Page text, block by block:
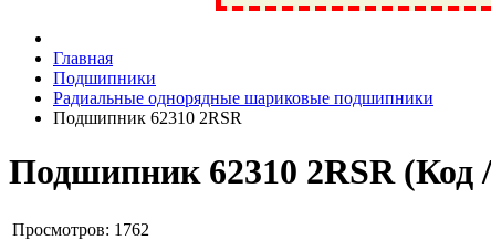
Фрязино, Антал+, плюс, Свердловский, Загорянский,
техника, сварочные аппараты, NIS, NSK, JED, KPT,
NTN, SKF, купить, заказать
Главная
Подшипники
Радиальные однорядные шариковые подшипники
Подшипник 62310 2RSR
Подшипник 62310 2RSR (Код
Просмотров: 1762